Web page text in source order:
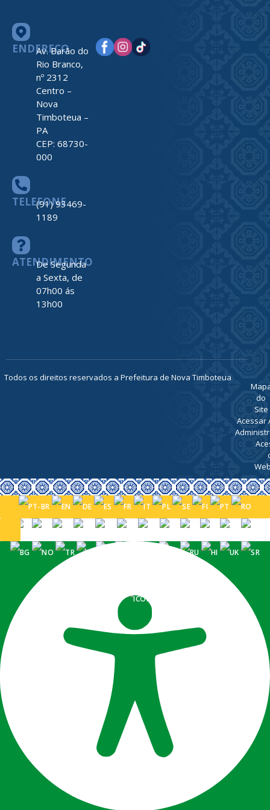
ENDEREÇO
Av. Barão do
Rio Branco,
nº 2312
Centro –
Nova
Timboteua –
PA
CEP: 68730-
000
TELEFONE
(91) 93469-
1189
ATENDIMENTO
De Segunda
a Sexta, de
07h00 ás
13h00
Todos os direitos reservados a Prefeitura de Nova Timboteua
do
Site
Acessar
PORTUGUÊS (BRASIL)